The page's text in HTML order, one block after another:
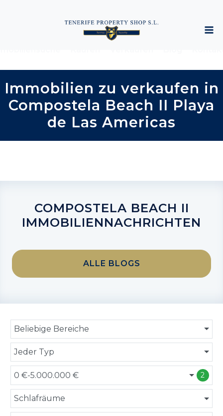
Immobilien zu verkaufen in
Compostela Beach II Playa
de Las Americas
COMPOSTELA BEACH II
IMMOBILIENNACHRICHTEN
ALLE BLOGS
Beliebige Bereiche
Jeder Typ
0 €-5.000.000 € 2
Schlafräume